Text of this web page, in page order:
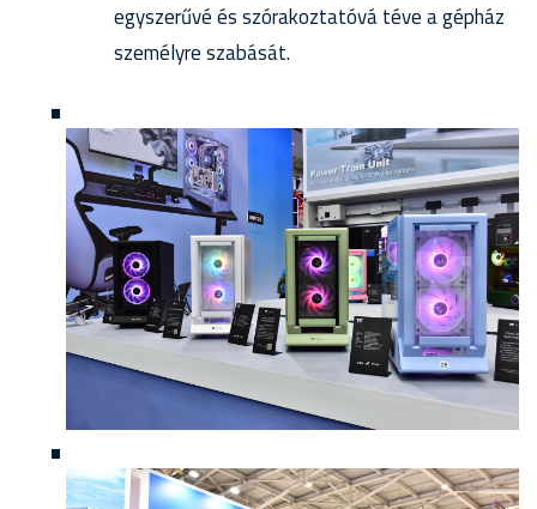
egyszerűvé és szórakoztatóvá téve a gépház
személyre szabását.